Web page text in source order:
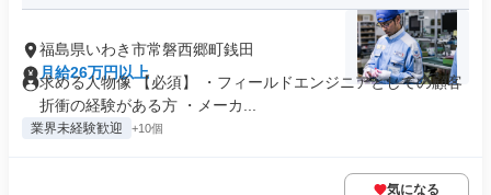
福島県いわき市常磐西郷町銭田
月給26万円以上
求める人物像 【必須】 ・フィールドエンジニアとしての顧客
折衝の経験がある方 ・メーカ...
業界未経験歓迎 +10個
気になる